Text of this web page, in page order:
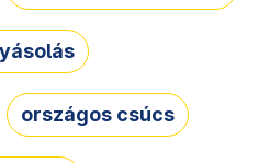
országos csúcs